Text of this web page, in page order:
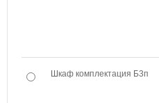
Шкаф комплектация Б3п